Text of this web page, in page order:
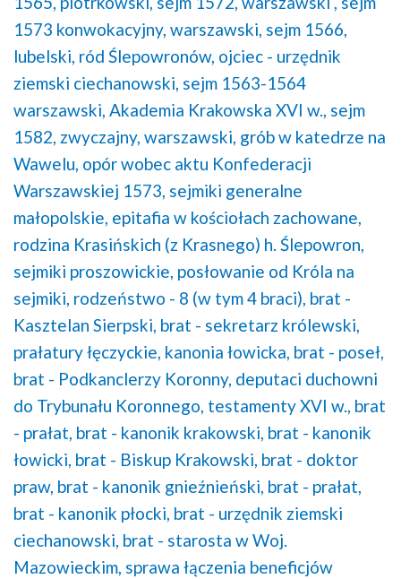
1573 konwokacyjny, warszawski, sejm 1566,
lubelski, ród Ślepowronów, ojciec - urzędnik
ziemski ciechanowski, sejm 1563-1564
warszawski, Akademia Krakowska XVI w., sejm
1582, zwyczajny, warszawski, grób w katedrze na
Wawelu, opór wobec aktu Konfederacji
Warszawskiej 1573, sejmiki generalne
małopolskie, epitafia w kościołach zachowane,
rodzina Krasińskich (z Krasnego) h. Ślepowron,
sejmiki proszowickie, posłowanie od Króla na
sejmiki, rodzeństwo - 8 (w tym 4 braci), brat -
Kasztelan Sierpski, brat - sekretarz królewski,
prałatury łęczyckie, kanonia łowicka, brat - poseł,
brat - Podkanclerzy Koronny, deputaci duchowni
do Trybunału Koronnego, testamenty XVI w., brat
- prałat, brat - kanonik krakowski, brat - kanonik
łowicki, brat - Biskup Krakowski, brat - doktor
praw, brat - kanonik gnieźnieński, brat - prałat,
brat - kanonik płocki, brat - urzędnik ziemski
ciechanowski, brat - starosta w Woj.
Mazowieckim, sprawa łączenia beneficjów